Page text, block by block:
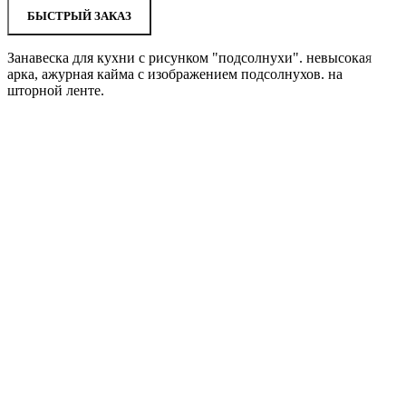
БЫСТРЫЙ ЗАКАЗ
Занавеска для кухни с рисунком "подсолнухи". невысокая
арка, ажурная кайма с изображением подсолнухов. на
шторной ленте.